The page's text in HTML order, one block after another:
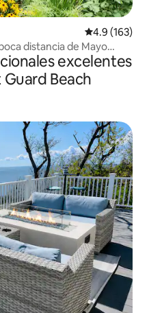
Calificación
4.9 (163)
distancia de Mayo
excelentes
Beach